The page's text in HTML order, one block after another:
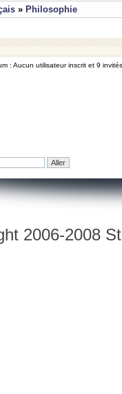
» Philosophie
: Aucun utilisateur inscrit et 9 invités
2006-2008